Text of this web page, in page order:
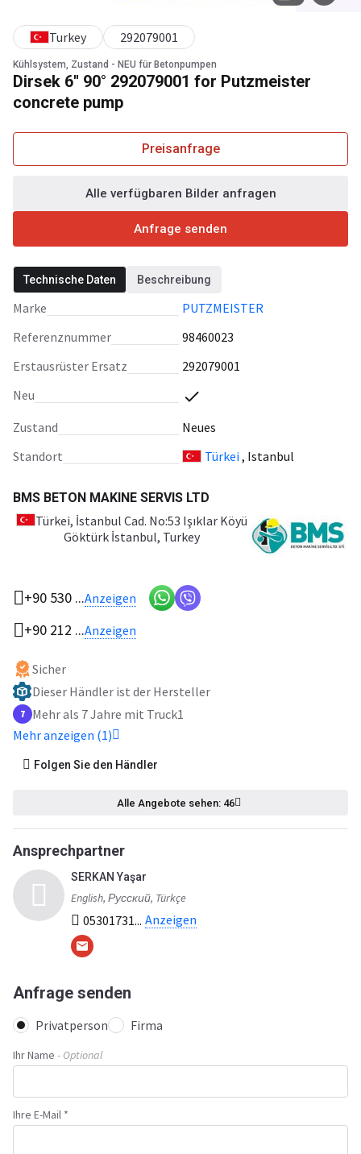
Kühlsystem, Zustand - NEU für Betonpumpen
Dirsek 6'' 90° 292079001 for Putzmeister
concrete pump
Turkey 292079001
Preisanfrage
Alle verfügbaren Bilder anfragen
Anfrage senden
Technische Daten Beschreibung
Marke
PUTZMEISTER
Referenznummer
98460023
Erstausrüster Ersatz
292079001
Neu
Zustand
Neues
Standort
Türkei, Istanbul
BMS BETON MAKINE SERVIS LTD
Türkei, İstanbul Cad. No:53 Işıklar Köyü
Göktürk İstanbul, Turkey
+90 530 ...Anzeigen
+90 212 ...Anzeigen
Sicher
Dieser Händler ist der Hersteller
7
Mehr als 7 Jahre mit Truck1
Mehr anzeigen (1)
Folgen Sie den Händler
Alle Angebote sehen: 46
Ansprechpartner
SERKAN Yaşar
English, Русский, Türkçe
05301731... Anzeigen
Anfrage senden
Privatperson Firma
Ihr Name - Optional
Ihre E-Mail *